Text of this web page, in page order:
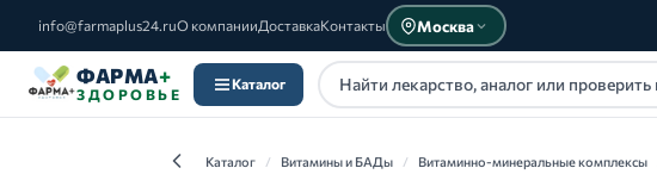
info@farmaplus24.ruО компанииДоставкаКонтакты Москва
ФАРМА+
ЗДОРОВЬЕ
Каталог
Каталог / Витамины и БАДы / Витаминно-минеральные комплексы